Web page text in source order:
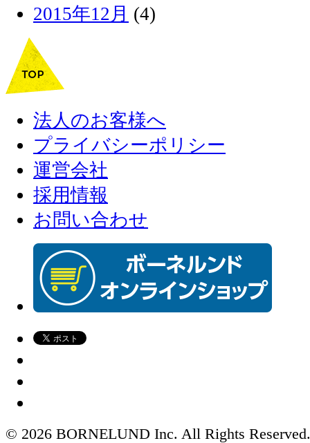
2015年12月 (4)
法人のお客様へ
プライバシーポリシー
運営会社
採用情報
お問い合わせ
© 2026 BORNELUND Inc. All Rights Reserved.